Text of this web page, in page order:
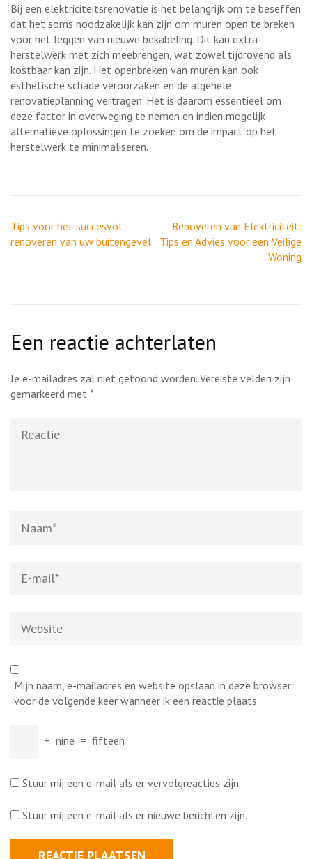
Bij een elektriciteitsrenovatie is het belangrijk om te beseffen
dat het soms noodzakelijk kan zijn om muren open te breken
voor het leggen van nieuwe bekabeling. Dit kan extra
herstelwerk met zich meebrengen, wat zowel tijdrovend als
kostbaar kan zijn. Het openbreken van muren kan ook
esthetische schade veroorzaken en de algehele
renovatieplanning vertragen. Het is daarom essentieel om
deze factor in overweging te nemen en indien mogelijk
alternatieve oplossingen te zoeken om de impact op het
herstelwerk te minimaliseren.
Berichtnavigatie
Tips voor het succesvol
renoveren van uw buitengevel
Renoveren van Elektriciteit:
Tips en Advies voor een Veilige
Woning
Een reactie achterlaten
Je e-mailadres zal niet getoond worden. Vereiste velden zijn
gemarkeerd met *
mail*
Mijn naam, e-mailadres en website opslaan in deze browser
voor de volgende keer wanneer ik een reactie plaats.
+ nine = fifteen
Stuur mij een e-mail als er vervolgreacties zijn.
Stuur mij een e-mail als er nieuwe berichten zijn.